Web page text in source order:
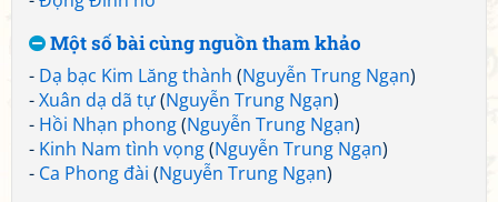
Một số bài cùng nguồn tham khảo
- Dạ bạc Kim Lăng thành (Nguyễn Trung Ngạn)
-Xuân dạ dã tự(Nguyễn Trung Ngạn)
- Hồi Nhạn phong(Nguyễn Trung Ngạn)
- Kinh Nam tình vọng(Nguyễn Trung Ngạn)
- Ca Phong đài (Nguyễn Trung Ngạn)